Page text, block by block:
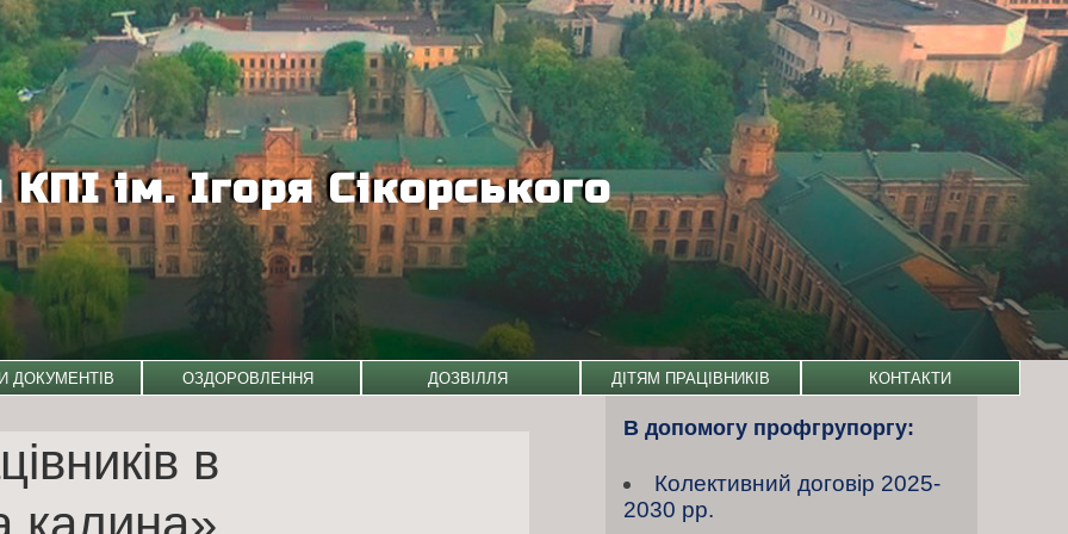
ім. Ігоря Сікорського
ДОКУМЕНТІВ ОЗДОРОВЛЕННЯ ДОЗВІЛЛЯ ДІТЯМ ПРАЦІВНИКІВ КОНТАКТИ
в
В допомогу профгрупоргу:
Колективний договiр 2025-
2030 рр.